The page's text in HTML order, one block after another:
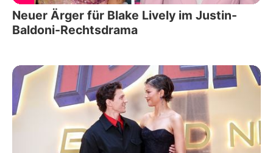
Neuer Ärger für Blake Lively im Justin-
Baldoni-Rechtsdrama